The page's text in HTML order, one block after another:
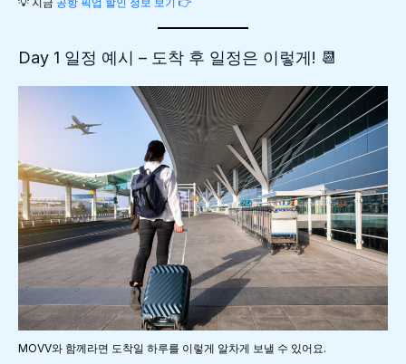
Day 1 일정 예시 – 도착 후 일정은 이렇게! 📆
MOVV와 함께라면 도착일 하루를 이렇게 알차게 보낼 수 있어요.